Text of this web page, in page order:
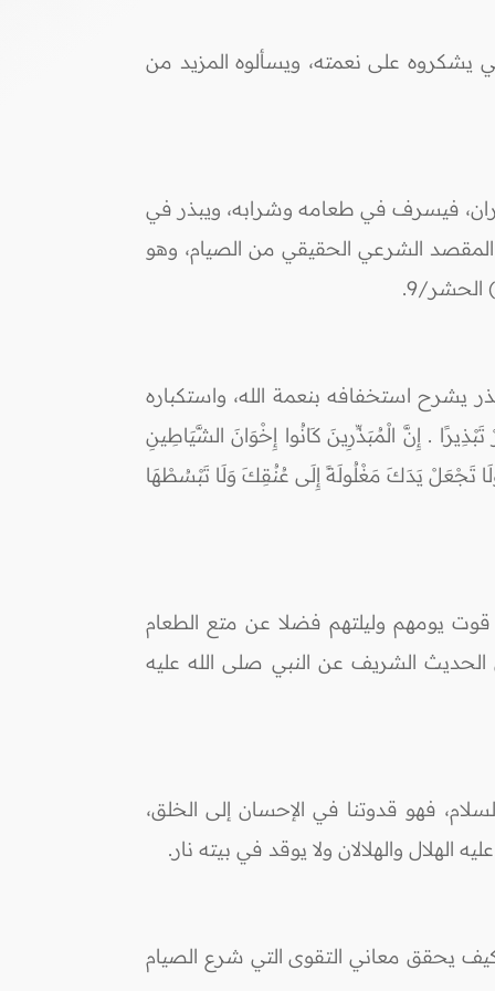
يشكروه على نعمته، ويسألوه المزيد من
فيسرف في طعامه وشرابه، ويبذر في
المقصد الشرعي الحقيقي من الصيام، وهو
9.
استخفافه بنعمة الله، واستكباره
. إِنَّ الْمُبَذِّرِينَ كَانُوا إِخْوَانَ الشَّيَاطِينِ
سبحانه: (وَلَا تَجْعَلْ يَدَكَ مَغْلُولَةً إِلَى عُنُقِكَ وَلَا تَبْسُطْهَا
يومهم وليلتهم فضلا عن متع الطعام
الحديث الشريف عن النبي صلى الله عليه
فهو قدوتنا في الإحسان إلى الخلق،
والهلالان ولا يوقد في بيته نار.
يحقق معاني التقوى التي شرع الصيام